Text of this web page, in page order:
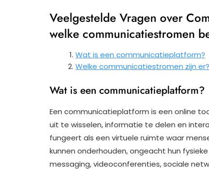
Veelgestelde Vragen over
welke communicatiestromen
Wat is een communicatieplatform?
Welke communicatiestromen zijn er?
Wat is een communicatieplatform?
Een communicatieplatform is een online
uit te wisselen, informatie te delen en
fungeert als een virtuele ruimte waar
kunnen onderhouden, ongeacht hun
messaging, videoconferenties, sociale